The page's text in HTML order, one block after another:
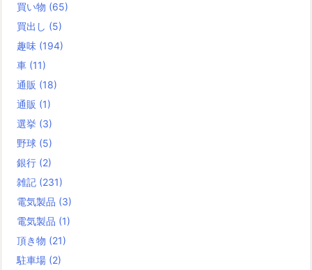
買い物 (65)
買出し (5)
趣味 (194)
車 (11)
通販 (18)
通販 (1)
選挙 (3)
野球 (5)
銀行 (2)
雑記 (231)
電気製品 (3)
電気製品 (1)
頂き物 (21)
駐車場 (2)